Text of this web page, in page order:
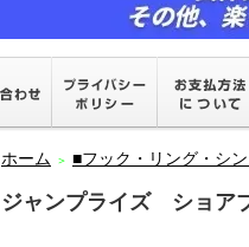
ホーム ＞ ■フック・リング・シ
ジャンプライズ ショア